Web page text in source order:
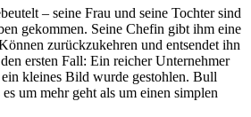
– seine Frau und seine Tochter sind
gekommen. Seine Chefin gibt ihm eine
zurückzukehren und entsendet ihn
ersten Fall: Ein reicher Unternehmer
kleines Bild wurde gestohlen. Bull
um mehr geht als um einen simplen